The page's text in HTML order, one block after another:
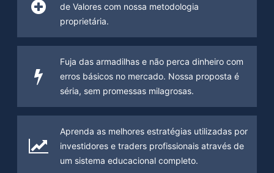
de Valores com nossa metodologia
proprietária.
Fuja das armadilhas e não perca dinheiro com
erros básicos no mercado. Nossa proposta é
séria, sem promessas milagrosas.
Aprenda as melhores estratégias utilizadas por
investidores e traders profissionais através de
um sistema educacional completo.